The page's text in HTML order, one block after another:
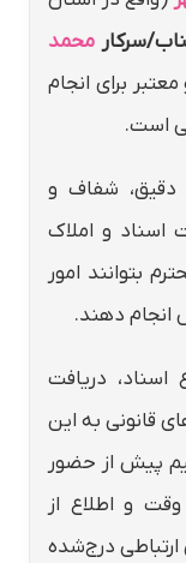
سرکار محمد
برای انجام
است.
دقیق، شفاف و
اسناد و املاک
بتوانند امور
انجام دهند.
اسناد، دریافت
قانونی به این
پیش از حضور
وقت و اطلاع از
درج‌شده